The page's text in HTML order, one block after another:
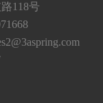
118号